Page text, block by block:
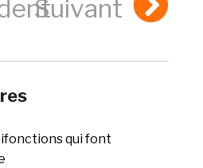
Suivant
qui font